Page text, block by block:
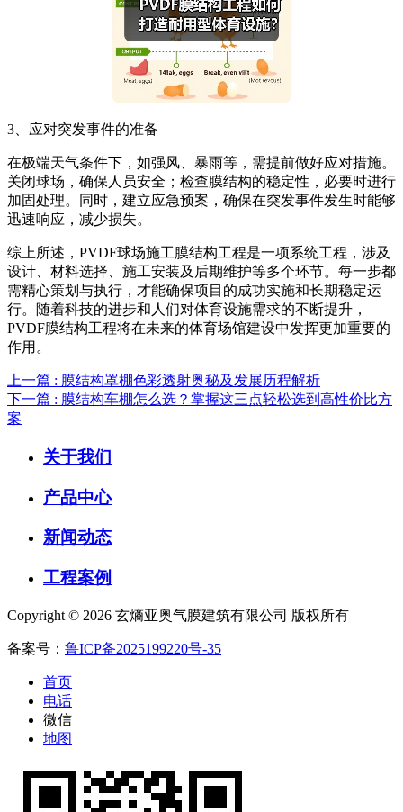
3、应对突发事件的准备
在极端天气条件下，如强风、暴雨等，需提前做好应对措施。
关闭球场，确保人员安全；检查膜结构的稳定性，必要时进行
加固处理。同时，建立应急预案，确保在突发事件发生时能够
迅速响应，减少损失。
综上所述，PVDF球场施工膜结构工程是一项系统工程，涉及
设计、材料选择、施工安装及后期维护等多个环节。每一步都
需精心策划与执行，才能确保项目的成功实施和长期稳定运
行。随着科技的进步和人们对体育设施需求的不断提升，
PVDF膜结构工程将在未来的体育场馆建设中发挥更加重要的
作用。
上一篇 : 膜结构罩棚色彩透射奥秘及发展历程解析
下一篇 : 膜结构车棚怎么选？掌握这三点轻松选到高性价比方
案
关于我们
产品中心
新闻动态
工程案例
Copyright © 2026 玄熵亚奥气膜建筑有限公司 版权所有
备案号： 鲁ICP备2025199220号-35
首页
电话
微信
地图